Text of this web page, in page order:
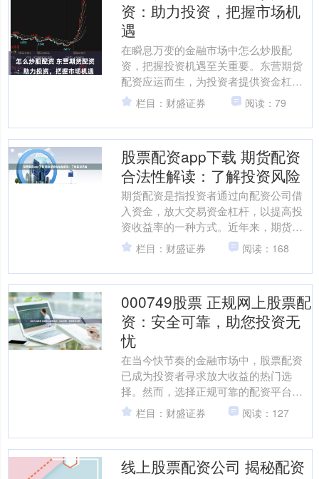
资：助力投资，把握市场机
遇
在瞬息万变的金融市场中怎么炒股配
资，把握投资机遇至关重要。东营期货
配资应运而生，为投资者提供资金杠
杆，助力其放大收益。 我们的平台提供
了丰富的投资工具和资源，帮....
栏目：财盛证券 阅读：79
股票配资app下载 期货配资
合法性解读：了解投资风险
期货配资是指投资者通过向配资公司借
入资金，放大交易资金杠杆，以提高投
资收益率的一种方式。近年来，期货配
资因其高收益率而备受关注，但其合法
性也引发了争议。 郴州股....
栏目：财盛证券 阅读：168
000749股票 正规网上股票配
资：安全可靠，助您投资无
忧
在当今快节奏的金融市场中，股票配资
已成为投资者寻求放大收益的热门选
择。然而，选择正规可靠的配资平台至
关重要，以确保您的资金安全和投资顺
利。 配资炒股的优势显而易....
栏目：财盛证券 阅读：127
线上股票配资公司 揭秘配资